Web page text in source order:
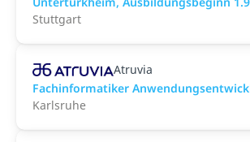
Stuttgart
Atruvia
Fachinformatiker
Karlsruhe